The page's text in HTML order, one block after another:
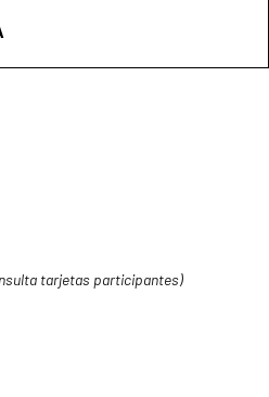
tarjetas participantes)